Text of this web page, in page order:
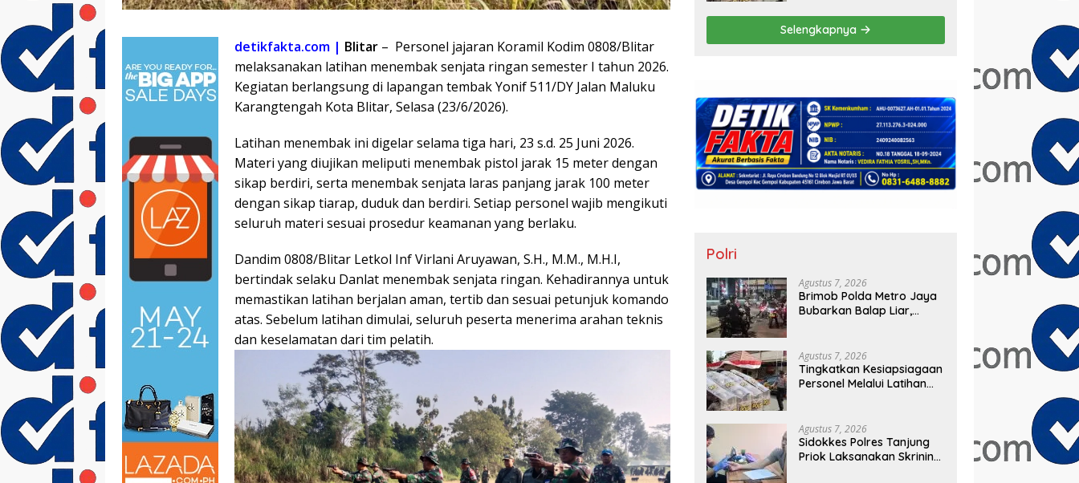
detikfakta.com | Blitar – Personel jajaran Koramil Kodim 0808/Blitar
melaksanakan latihan menembak senjata ringan semester I tahun 2026.
Kegiatan berlangsung di lapangan tembak Yonif 511/DY Jalan Maluku
Karangtengah Kota Blitar, Selasa (23/6/2026).
Latihan menembak ini digelar selama tiga hari, 23 s.d. 25 Juni 2026.
Materi yang diujikan meliputi menembak pistol jarak 15 meter dengan
sikap berdiri, serta menembak senjata laras panjang jarak 100 meter
dengan sikap tiarap, duduk dan berdiri. Setiap personel wajib mengikuti
seluruh materi sesuai prosedur keamanan yang berlaku.
Dandim 0808/Blitar Letkol Inf Virlani Aruyawan, S.H., M.M., M.H.I,
bertindak selaku Danlat menembak senjata ringan. Kehadirannya untuk
memastikan latihan berjalan aman, tertib dan sesuai petunjuk komando
atas. Sebelum latihan dimulai, seluruh peserta menerima arahan teknis
dan keselamatan dari tim pelatih.
Selengkapnya
Polri
Agustus 7, 2026
Brimob Polda Metro Jaya
Bubarkan Balap Liar,
Timur
Agustus 7, 2026
Tingkatkan Kesiapsiagaan
Personel Melalui Latihan
Agustus 7, 2026
Sidokkes Polres Tanjung
Priok Laksanakan Skrining